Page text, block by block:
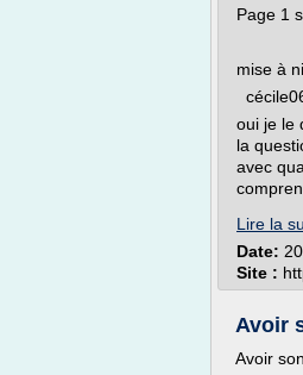
Page 1
mise à
oui je le
la
avec
Lire la
Date:
Site :
Avoir
Avoir